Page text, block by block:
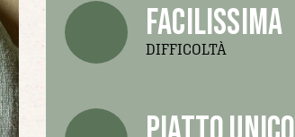
facilissima
DIFFICOLTÀ